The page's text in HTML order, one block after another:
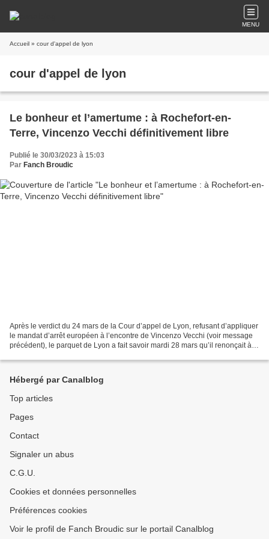
MENU
Accueil » cour d'appel de lyon
cour d'appel de lyon
Le bonheur et l’amertume : à Rochefort-en-
Terre, Vincenzo Vecchi définitivement libre
Publié le 30/03/2023 à 15:03
Par Fanch Broudic
Après le verdict du 24 mars de la Cour d’appel de Lyon, refusant d’appliquer
le mandat d’arrêt européen à l’encontre de Vincenzo Vecchi (voir message
précédent), le parquet de Lyon a fait savoir mardi 28 mars qu’il renonçait à
Hébergé par Canalblog
Top articles
Pages
Contact
Signaler un abus
C.G.U.
Cookies et données personnelles
Préférences cookies
Voir le profil de Fanch Broudic sur le portail Canalblog